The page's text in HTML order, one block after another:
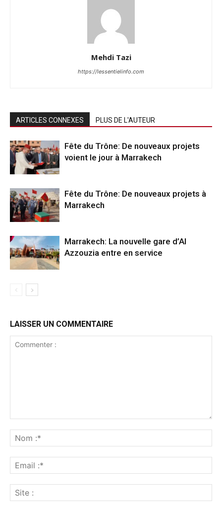
Mehdi Tazi
https://lessentielinfo.com
ARTICLES CONNEXES PLUS DE L'AUTEUR
Fête du Trône: De nouveaux projets
voient le jour à Marrakech
Fête du Trône: De nouveaux projets à
Marrakech
Marrakech: La nouvelle gare d’Al
Azzouzia entre en service
LAISSER UN COMMENTAIRE